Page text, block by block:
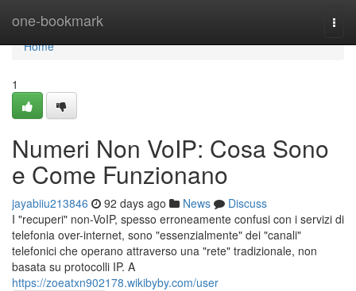
one-bookmark
Home
Home
1
Numeri Non VoIP: Cosa Sono
e Come Funzionano
jayabiiu213846 92 days ago News
Discuss
I "recuperi" non-VoIP, spesso erroneamente confusi con i servizi di
telefonia over-internet, sono "essenzialmente" dei "canali"
telefonici che operano attraverso una "rete" tradizionale, non
basata su protocolli IP. A
https://zoeatxn902178.wikibyby.com/user